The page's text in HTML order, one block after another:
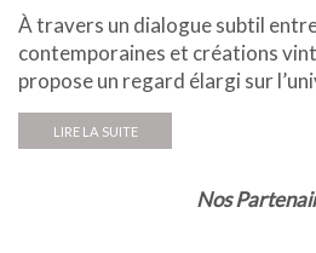
À travers un dialogue subtil
contemporaines et créations
propose un regard élargi sur
LIRE LA SUITE
Nos